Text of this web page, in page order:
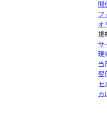
間
フ
オ
規
サ
現
当
翌
セ
カ